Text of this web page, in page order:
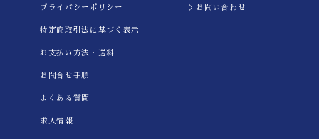
プライバシーポリシー
特定商取引法に基づく表示
お支払い方法・送料
お問合せ手順
よくある質問
求人情報
＞お問い合わせ